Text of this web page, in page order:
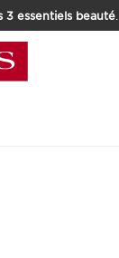
3 essentiels beauté.